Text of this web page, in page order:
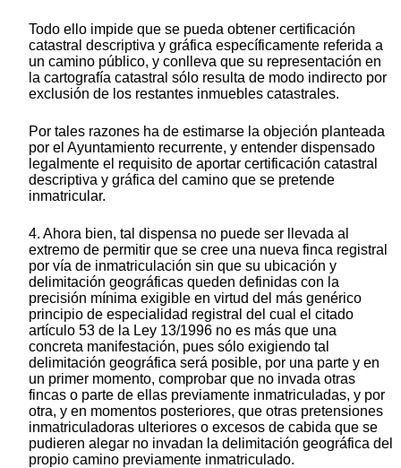
Todo ello impide que se pueda obtener certificación
catastral descriptiva y gráfica específicamente referida a
un camino público, y conlleva que su representación en
la cartografía catastral sólo resulta de modo indirecto por
exclusión de los restantes inmuebles catastrales.
Por tales razones ha de estimarse la objeción planteada
por el Ayuntamiento recurrente, y entender dispensado
legalmente el requisito de aportar certificación catastral
descriptiva y gráfica del camino que se pretende
inmatricular.
4. Ahora bien, tal dispensa no puede ser llevada al
extremo de permitir que se cree una nueva finca registral
por vía de inmatriculación sin que su ubicación y
delimitación geográficas queden definidas con la
precisión mínima exigible en virtud del más genérico
principio de especialidad registral del cual el citado
artículo 53 de la Ley 13/1996 no es más que una
concreta manifestación, pues sólo exigiendo tal
delimitación geográfica será posible, por una parte y en
un primer momento, comprobar que no invada otras
fincas o parte de ellas previamente inmatriculadas, y por
otra, y en momentos posteriores, que otras pretensiones
inmatriculadoras ulteriores o excesos de cabida que se
pudieren alegar no invadan la delimitación geográfica del
propio camino previamente inmatriculado.